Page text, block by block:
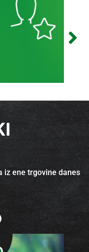
izdelku
iz ene trgovine danes